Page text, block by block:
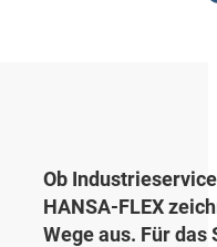
Ob
HANSA‑FLEX
Wege aus. Für